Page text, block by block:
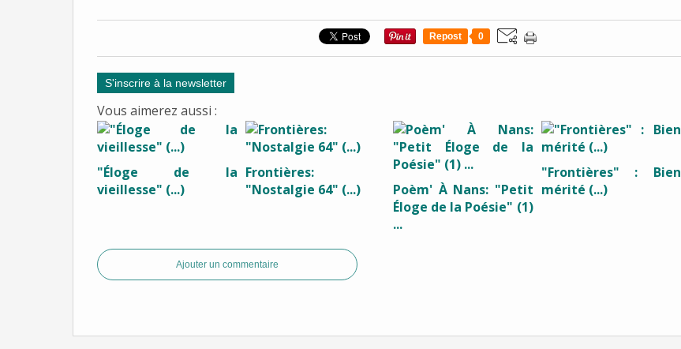
Repost 0
S'inscrire à la newsletter
Vous aimerez aussi :
"Éloge de la
vieillesse" (...)
Frontières:
"Nostalgie 64" (...)
Poèm' À Nans: "Petit
Éloge de la Poésie" (1)
...
"Frontières" : Bien
mérité (...)
Ajouter un commentaire